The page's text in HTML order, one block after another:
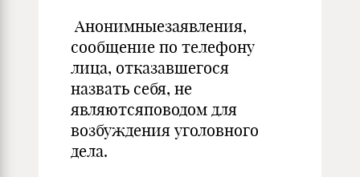
Анонимныезаявления,
сообщение по телефону
лица, отказавшегося
назвать себя, не
являютсяповодом для
возбуждения уголовного
дела.